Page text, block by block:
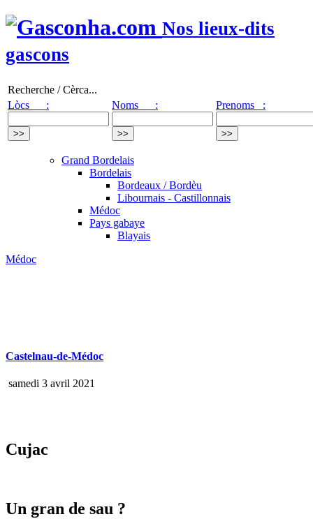
Nos lieux-dits
gascons
Recherche / Cèrca...
Lòcs :
Noms : Prenoms :
Grand Bordelais
Bordelais
Bordeaux / Bordèu
Libournais - Castillonnais
Médoc
Pays gabaye
Blayais
Médoc
Castelnau-de-Médoc
samedi 3 avril 2021
Cujac
Un gran de sau ?